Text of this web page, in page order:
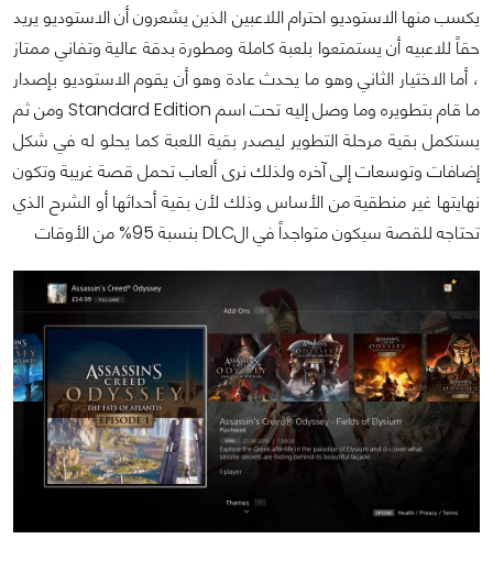
يكسب منها الاستوديو احترام اللاعبين الذين يشعرون أن الاستوديو يريد
حقاً للاعبيه أن يستمتعوا بلعبة كاملة ومطورة بدقة عالية وتفاني ممتاز
، أما الاختيار الثاني وهو ما يحدث عادة وهو أن يقوم الاستوديو بإصدار
ما قام بتطويره وما وصل إليه تحت اسم Standard Edition ومن ثم
يستكمل بقية مرحلة التطوير ليصدر بقية اللعبة كما يحلو له في شكل
إضافات وتوسعات إلى آخره ولذلك نرى ألعاب تحمل قصة غريبة وتكون
نهايتها غير منطقية من الأساس وذلك لأن بقية أحداثها أو الشرح الذي
تحتاجه للقصة سيكون متواجداً في الDLC بنسبة 95% من الأوقات